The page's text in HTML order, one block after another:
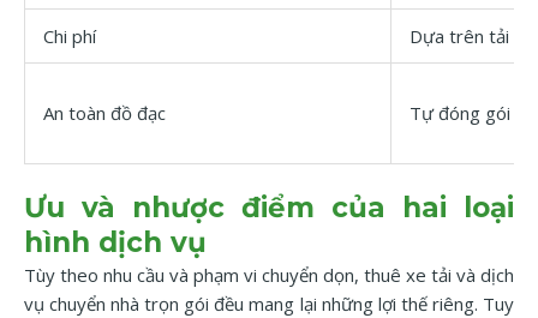
Chi phí Dựa trên tải
An toàn đồ đạc Tự đóng gói
Ưu và nhược điểm của hai loại
hình dịch vụ
Tùy theo nhu cầu và phạm vi chuyển dọn, thuê xe tải và dịch
vụ chuyển nhà trọn gói đều mang lại những lợi thế riêng. Tuy